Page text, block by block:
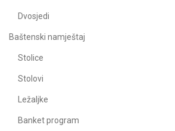
Dvosjedi
Baštenski namještaj
Stolice
Stolovi
Ležaljke
Banket program